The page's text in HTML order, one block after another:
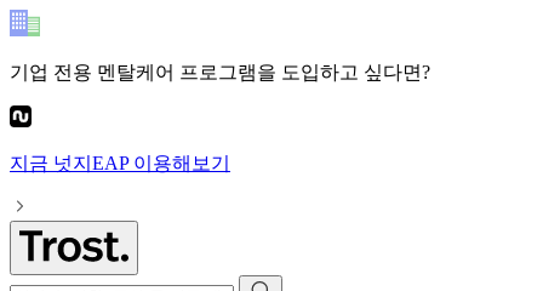
기업 전용 멘탈케어 프로그램을 도입하고 싶다면?
지금 넛지EAP이용해보기